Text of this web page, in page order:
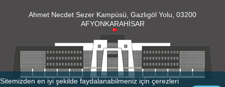
Sitemizden en iyi şekilde faydalanabilmeniz için çerezleri
Ahmet Necdet Sezer Kampüsü, Gazlıgöl Yolu, 03200
AFYONKARAHİSAR